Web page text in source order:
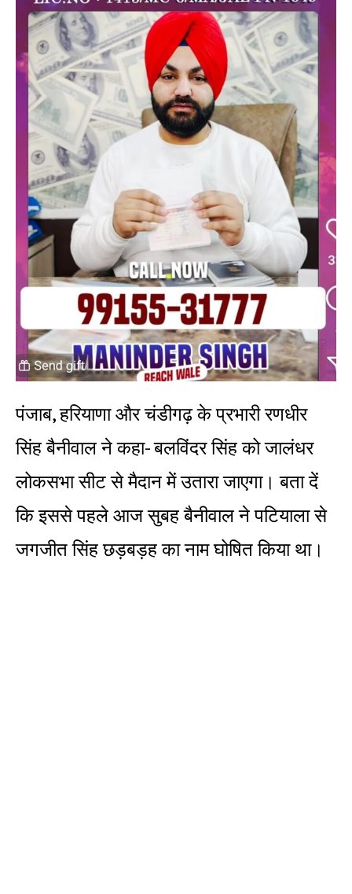
पंजाब, हरियाणा और चंडीगढ़ के प्रभारी रणधीर
सिंह बैनीवाल ने कहा- बलविंदर सिंह को जालंधर
लोकसभा सीट से मैदान में उतारा जाएगा। बता दें
कि इससे पहले आज सुबह बैनीवाल ने पटियाला से
जगजीत सिंह छड़बड़ह का नाम घोषित किया था।